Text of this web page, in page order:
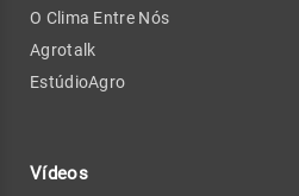
O Clima Entre Nós
Agrotalk
EstúdioAgro
Vídeos